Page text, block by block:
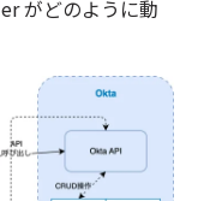
がどのように動